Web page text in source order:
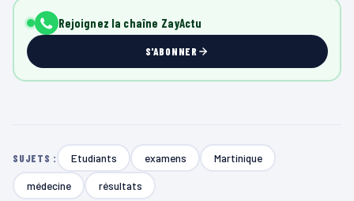
Rejoignez la chaîne ZayActu
S'ABONNER
SUJETS : Etudiants examens Martinique
médecine résultats